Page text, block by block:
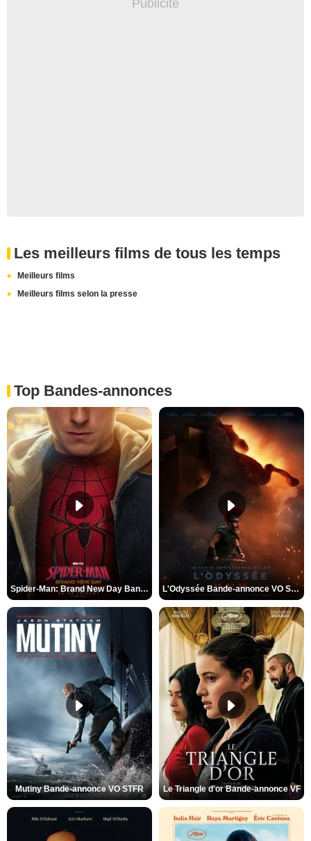
Les meilleurs films de tous les temps
Meilleurs films
Meilleurs films selon la presse
Top Bandes-annonces
Spider-Man: Brand New Day Bande-annonce VO STFR L'Odyssée Bande-annonce VO STFR
Mutiny Bande-annonce VO STFR Le Triangle d'or Bande-annonce VF